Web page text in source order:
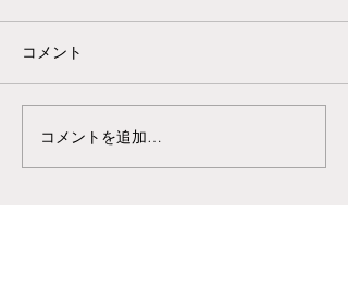
コメント
コメントを追加…